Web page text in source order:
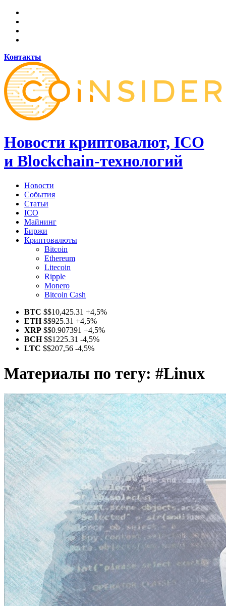
Контакты
Новости криптовалют, ICO
и Blockchain-технологий
Новости
События
Статьи
ICO
Майнинг
Биржи
Криптовалюты
Bitcoin
Ethereum
Litecoin
Ripple
Monero
Bitcoin Cash
BTC $$10,425.31 +4,5%
ETH$$925.31 +4,5%
XRP $$0.907391 +4,5%
BCH$$1225.31 -4,5%
LTC $$207,56 -4,5%
Материалы по тегу: #Linux